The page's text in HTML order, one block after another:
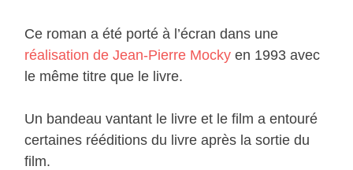
Ce roman a été porté à l’écran dans une
réalisation de Jean-Pierre Mockyen 1993 avec
le même titre que le livre.
Un bandeau vantant le livre et le film a entouré
certaines rééditions du livre après la sortie du
film.